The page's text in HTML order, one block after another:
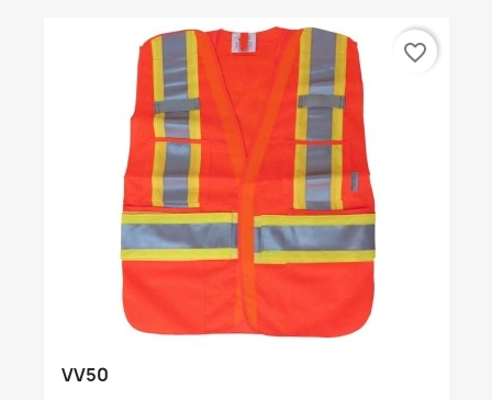
VV50
favorite_border